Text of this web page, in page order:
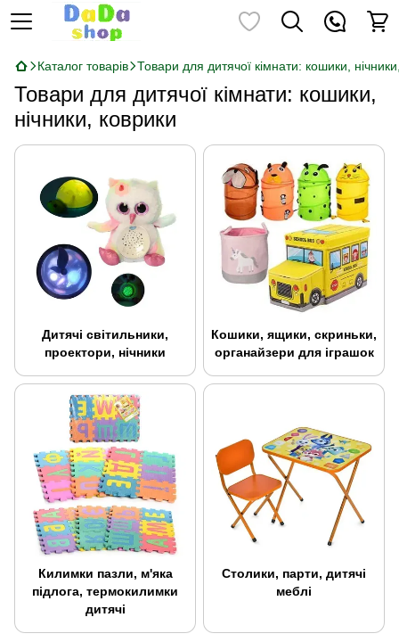
Каталог товарів Товари для дитячої кімнати: кошики,
Товари для дитячої кімнати: кошики,
нічники, коврики
Дитячі світильники,
проектори, нічники
Кошики, ящики, скриньки,
органайзери для іграшок
Килимки пазли, м'яка
підлога, термокилимки
дитячі
Столики, парти, дитячі
меблі